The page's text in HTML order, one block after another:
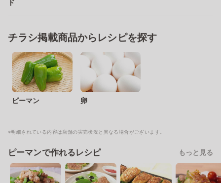
ド
チラシ掲載商品からレシピを探す
ピーマン 卵
※明細されている内容は店舗の実売状況と異なる場合がございます。
ピーマンで作れるレシピ もっと見る